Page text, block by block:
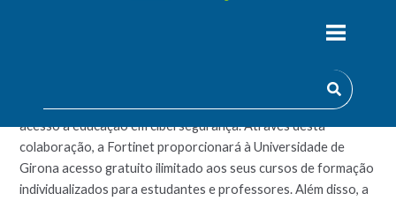
Universidade
estão a estabelecer parcerias para expandir o
acesso à educação em cibersegurança. Através desta
colaboração, a Fortinet proporcionará à Universidade de
Girona acesso gratuito ilimitado aos seus cursos de formação
individualizados para estudantes e professores. Além disso, a